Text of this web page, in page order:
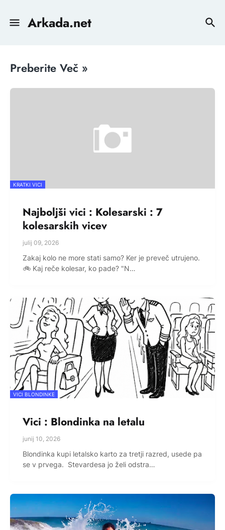
Arkada.net
Preberite Več »
KRATKI VICI
Najboljši vici : Kolesarski : 7
kolesarskih vicev
julij 09, 2026
Zakaj kolo ne more stati samo? Ker je preveč utrujeno.
🚲 Kaj reče kolesar, ko pade? "N…
VICI BLONDINKE
Vici : Blondinka na letalu
junij 10, 2026
Blondinka kupi letalsko karto za tretji razred, usede pa
se v prvega. Stevardesa jo želi odstra…